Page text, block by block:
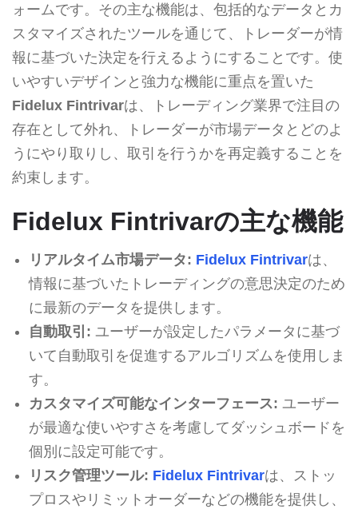
ォームです。その主な機能は、包括的なデータとカ
スタマイズされたツールを通じて、トレーダーが情
報に基づいた決定を行えるようにすることです。使
いやすいデザインと強力な機能に重点を置いた
Fidelux Fintrivarは、トレーディング業界で注目の
存在として外れ、トレーダーが市場データとどのよ
うにやり取りし、取引を行うかを再定義することを
約束します。
Fidelux Fintrivarの主な機能
リアルタイム市場データ: Fidelux Fintrivarは、
情報に基づいたトレーディングの意思決定のため
に最新のデータを提供します。
自動取引: ユーザーが設定したパラメータに基づ
いて自動取引を促進するアルゴリズムを使用しま
す。
カスタマイズ可能なインターフェース: ユーザー
が最適な使いやすさを考慮してダッシュボードを
個別に設定可能です。
リスク管理ツール: Fidelux Fintrivarは、ストッ
プロスやリミットオーダーなどの機能を提供し、